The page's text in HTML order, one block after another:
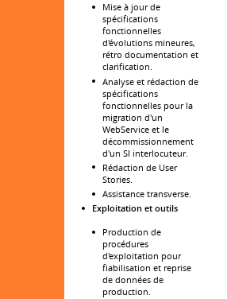
Mise à jour de
spécifications
fonctionnelles
d'évolutions mineures,
rétro documentation et
clarification.
Analyse et rédaction de
spécifications
fonctionnelles pour la
migration d'un
WebService et le
décommissionnement
d'un SI interlocuteur.
Rédaction de User
Stories.
Assistance transverse.
Exploitation et outils
Production de
procédures
d'exploitation pour
fiabilisation et reprise
de données de
production.